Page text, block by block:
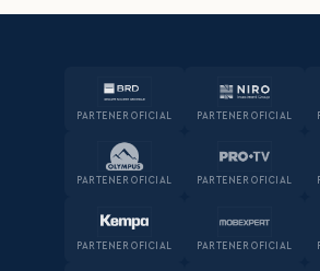
PARTENER OFICIAL PARTENER OFICIAL
PARTENER OFICIAL PARTENER OFICIAL
PARTENER OFICIAL PARTENER OFICIAL